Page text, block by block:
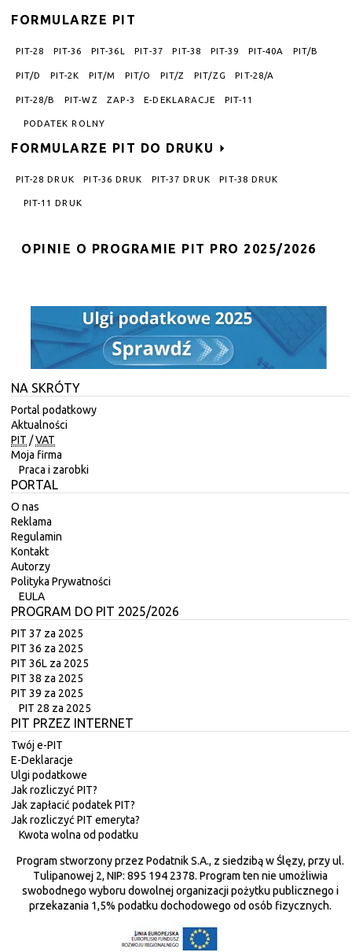
FORMULARZE PIT
PIT-28 PIT-36 PIT-36L PIT-37 PIT-38 PIT-39 PIT-40A PIT/B
PIT/D PIT-2K PIT/M PIT/O PIT/Z PIT/ZG PIT-28/A
PIT-28/B PIT-WZ ZAP-3 E-DEKLARACJE PIT-11
PODATEK ROLNY
FORMULARZE PIT DO DRUKU
PIT-28 DRUK PIT-36 DRUK PIT-37 DRUK PIT-38 DRUK
PIT-11 DRUK
OPINIE O PROGRAMIE PIT PRO 2025/2026
NA SKRÓTY
Portal podatkowy
Aktualności
PIT /VAT
Moja firma
Praca i zarobki
PORTAL
O nas
Reklama
Regulamin
Kontakt
Autorzy
Polityka Prywatności
EULA
PROGRAM DO PIT 2025/2026
PIT 37 za 2025
PIT 36 za 2025
PIT 36L za 2025
PIT 38 za 2025
PIT 39 za 2025
PIT 28 za 2025
PIT PRZEZ INTERNET
Twój e-PIT
E-Deklaracje
Ulgi podatkowe
Jak rozliczyć PIT?
Jak zapłacić podatek PIT?
Jak rozliczyć PIT emeryta?
Kwota wolna od podatku
Program stworzony przez Podatnik S.A., z siedzibą w Ślęzy, przy ul.
Tulipanowej 2, NIP: 895 194 2378. Program ten nie umożliwia
swobodnego wyboru dowolnej organizacji pożytku publicznego i
przekazania 1,5% podatku dochodowego od osób fizycznych.